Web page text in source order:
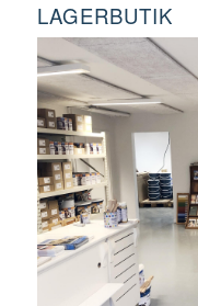
LAGERBUTIK